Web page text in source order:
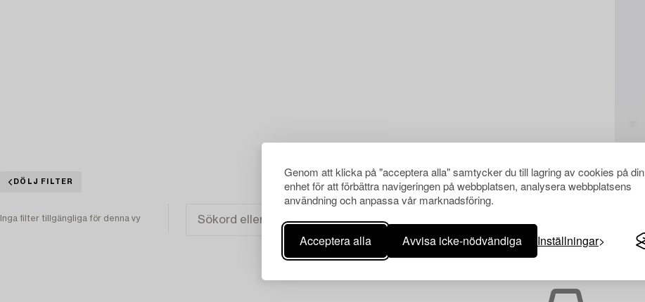
Genom att klicka på "acceptera alla" samtycker du till lagring av cookies på din
enhet för att förbättra navigeringen på webbplatsen, analysera webbplatsens
användning och anpassa vår marknadsföring.
Acceptera alla Avvisa icke-nödvändiga Inställningar
DÖLJ FILTER
Inga filter tillgängliga för denna vy